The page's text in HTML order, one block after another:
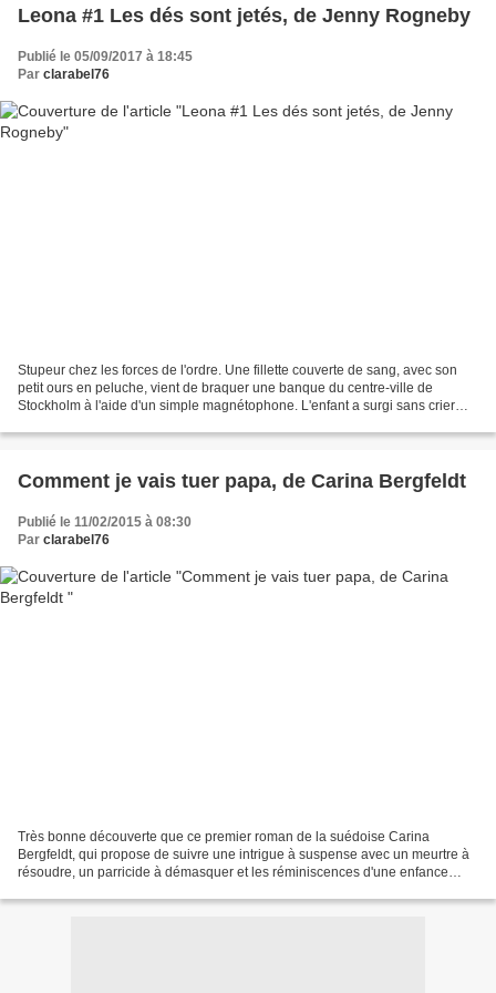
Leona #1 Les dés sont jetés, de Jenny Rogneby
Publié le 05/09/2017 à 18:45
Par clarabel76
Stupeur chez les forces de l'ordre. Une fillette couverte de sang, avec son
petit ours en peluche, vient de braquer une banque du centre-ville de
Stockholm à l'aide d'un simple magnétophone. L'enfant a surgi sans crier
Comment je vais tuer papa, de Carina Bergfeldt
Publié le 11/02/2015 à 08:30
Par clarabel76
Très bonne découverte que ce premier roman de la suédoise Carina
Bergfeldt, qui propose de suivre une intrigue à suspense avec un meurtre à
résoudre, un parricide à démasquer et les réminiscences d'une enfance